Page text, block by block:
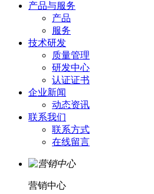
产品与服务
产品
服务
技术研发
质量管理
研发中心
认证证书
企业新闻
动态资讯
联系我们
联系方式
在线留言
营销中心